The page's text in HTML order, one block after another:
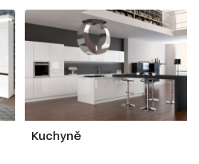
Kuchyně